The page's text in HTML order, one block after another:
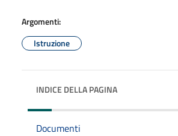
Argomenti:
Istruzione
INDICE DELLA PAGINA
Documenti